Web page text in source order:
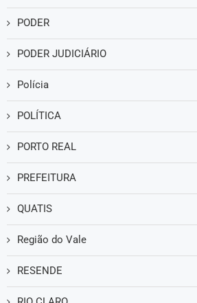
PODER
PODER JUDICIÁRIO
Polícia
POLÍTICA
PORTO REAL
PREFEITURA
QUATIS
Região do Vale
RESENDE